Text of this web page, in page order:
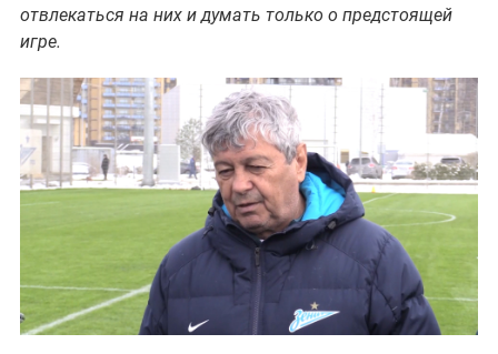
отвлекаться на них и думать только о предстоящей
игре.